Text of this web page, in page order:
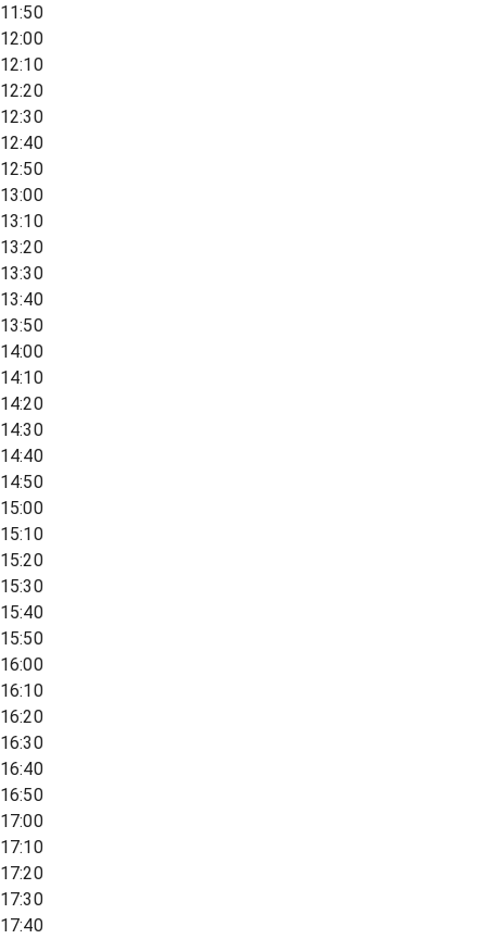
11:50
12:00
12:10
12:20
12:30
12:40
12:50
13:00
13:10
13:20
13:30
13:40
13:50
14:00
14:10
14:20
14:30
14:40
14:50
15:00
15:10
15:20
15:30
15:40
15:50
16:00
16:10
16:20
16:30
16:40
16:50
17:00
17:10
17:20
17:30
17:40